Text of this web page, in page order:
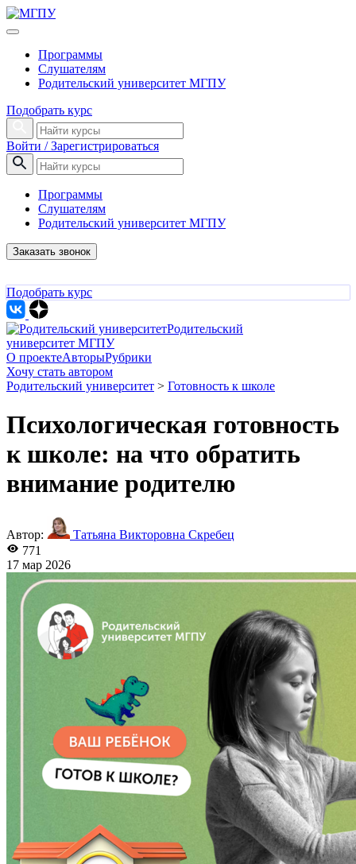
Программы
Слушателям
Родительский университет МГПУ
Подобрать курс
Войти / Зарегистрироваться
Программы
Слушателям
Родительский университет МГПУ
Заказать звонок
Подобрать курс
Родительский
университет МГПУ
О проектеАвторыРубрики
Хочу стать автором
Родительский университет > Готовность к школе
Психологическая готовность
к школе: на что обратить
внимание родителю
Автор:
Татьяна Викторовна Скребец
771
17 мар 2026